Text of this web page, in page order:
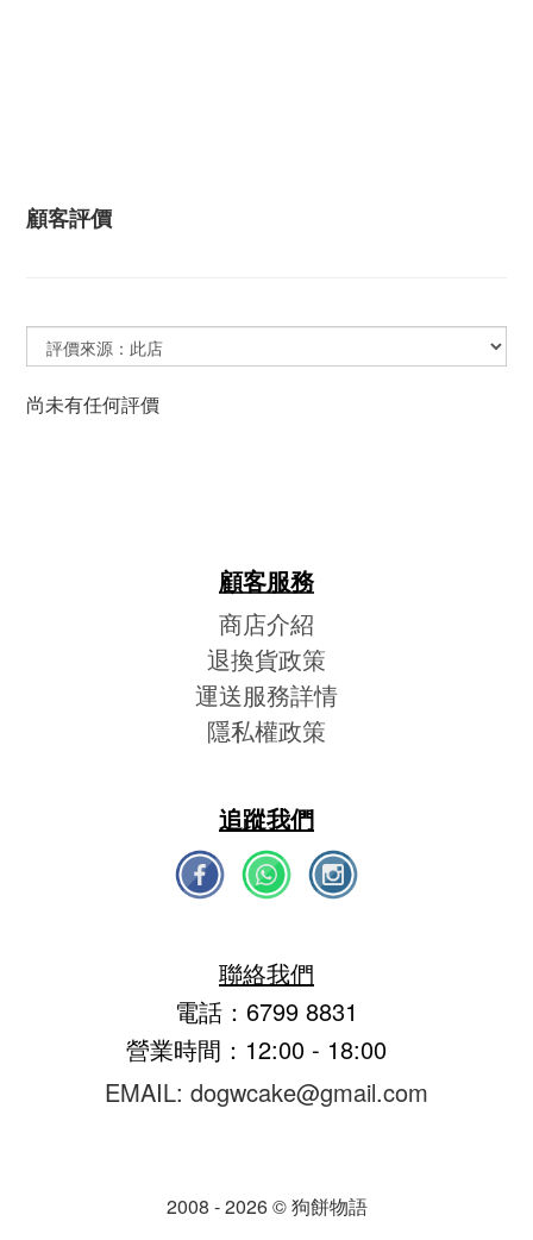
顧客評價
尚未有任何評價
顧客服務
商店介紹
退換貨政策
運送服務詳情
隱私權政策
追蹤我們
聯絡我們
電話：6799 8831
營業時間：12:00 - 18:00
EMAIL: dogwcake@gmail.com
2008 - 2026 © 狗餅物語